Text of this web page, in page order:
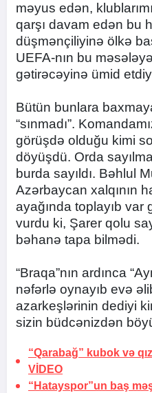
məyus edən,
qarşı davam edən bu
düşmənçiliyinə ölkə
UEFA-nın bu məsələyə
gətirəcəyinə ümid
Bütün bunlara
“sınmadı”.
görüşdə olduğu kimi
döyüşdü. Orda
burda sayıldı. Bəhlul
Azərbaycan xalqının
ayağında toplayıb
vurdu ki, Şarer qolu
bəhanə tapa bilmədi.
“Braqa”nın ardınca
nəfərlə oynayıb evə
azarkeşlərinin dediyi
sizin büdcənizdən
“Qarabağ” kubok və
VİDEO
“Hatayspor”un baş